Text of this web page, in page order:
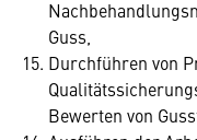
Guss,
Durchführen von
Bewerten von